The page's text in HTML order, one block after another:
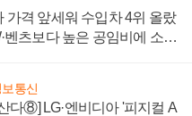
가격 앞세워 수입차 4위 올랐
벤츠보다 높은 공임비에 소비
보통신
다⑧] LG·엔비디아 '피지컬 A